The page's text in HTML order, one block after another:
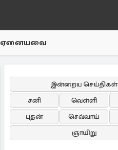
ஏனையவை
இன்றைய செய்திகள்
சனி
வெள்ளி
புதன்
செவ்வாய்
ஞாயிறு